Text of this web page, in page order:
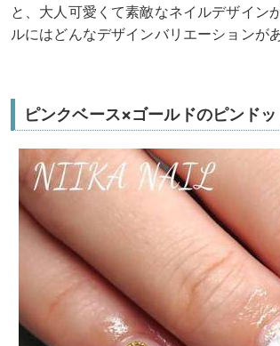
と、大人可愛くて素敵なネイルデザイン
ルにはどんなデザインバリエーションが
ピンクベース×ゴールドのピンド